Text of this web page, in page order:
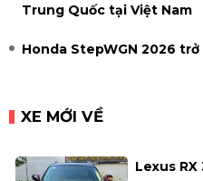
Trung Quốc tại Việt Nam
Honda StepWGN 2026
XE MỚI VỀ
Lexus RX